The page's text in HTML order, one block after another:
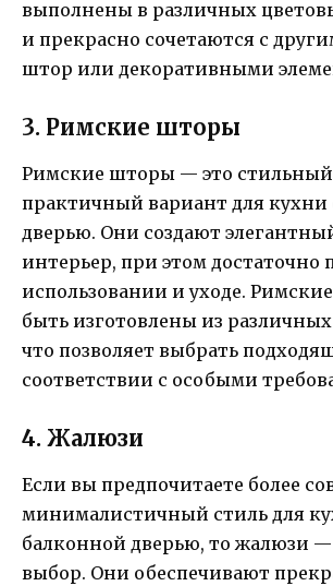
выполнены в различных
и прекрасно сочетаются с
штор или декоративными
3. Римские шторы
Римские шторы — это
практичный вариант для кухни
дверью. Они создают
интерьер, при этом достаточно
использовании и уходе.
быть изготовлены из
что позволяет выбрать
соответствии с особыми
4. Жалюзи
Если вы предпочитаете более
минималистичный стиль для
балконной дверью, то жалюзи
выбор. Они обеспечивают